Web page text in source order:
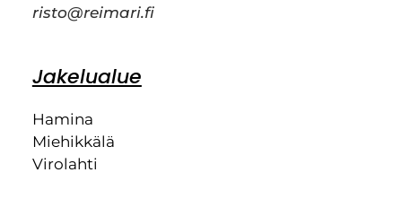
risto@reimari.fi
Jakelualue
Hamina
Miehikkälä
Virolahti